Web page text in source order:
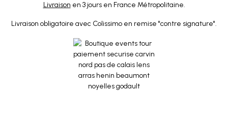
Livraison en 3 jours en France Métropolitaine.
Livraison obligatoire avec Colissimo en remise "contre signature".